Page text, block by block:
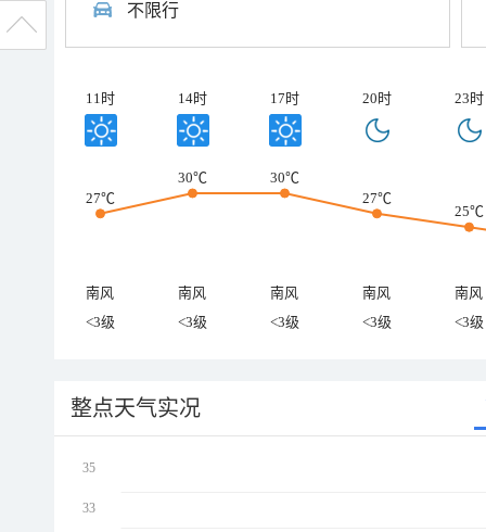
不限行
11时 14时 17时 20时 23时
27℃
30℃
30℃
27℃
25℃
南风 南风 南风 南风
南风
<3级
<3级 <3级 <3级 <3级
整点天气实况
35
33